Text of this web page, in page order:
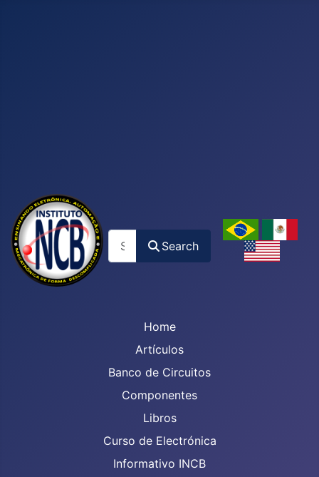
Search
Home
Artículos
Banco de Circuitos
Componentes
Libros
Curso de Electrónica
Informativo INCB